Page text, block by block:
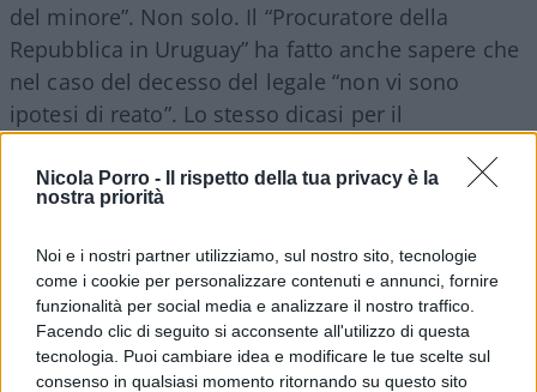
Nicola Porro -
Il rispetto della tua privacy è la
nostra priorità
Noi e i nostri partner utilizziamo, sul nostro sito, tecnologie
come i cookie per personalizzare contenuti e annunci, fornire
funzionalità per social media e analizzare il nostro traffico.
Facendo clic di seguito si acconsente all'utilizzo di questa
tecnologia. Puoi cambiare idea e modificare le tue scelte sul
consenso in qualsiasi momento ritornando su questo sito
del minore”. Non solo. Il “Procuratore della
Repubblica in Uruguay” ha fatto anche sapere che
nel caso del decesso del legale “non vi sono
ipotesi di reato”. Lo stesso dicasi per il
opera del Tribunale di Venezia: secondo il Pg non
risultano “irregolarità” così come non vi sono
“segnalazioni di reato”, “pendenze giudiziarie” o il
“coinvolgimento in indagini di alcuna natura”. E
questo né per Minetti né per Cipriani, né
“Uruguay” né in “Spagna”.